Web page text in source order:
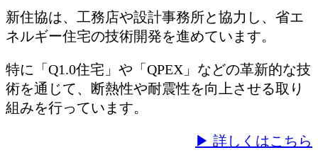
新住協は、工務店や設計事務所と協力し、省エ
ネルギー住宅の技術開発を進めています。
特に「Q1.0住宅」や「QPEX」などの革新的な技
術を通じて、断熱性や耐震性を向上させる取り
組みを行っています。
▶ 詳しくはこちら